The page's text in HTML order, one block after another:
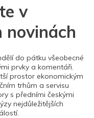
v
novinách
do pátku všeobecné
prvky a komentáři.
prostor ekonomickým
trhům a servisu
s předními českými
nejdůležitějších